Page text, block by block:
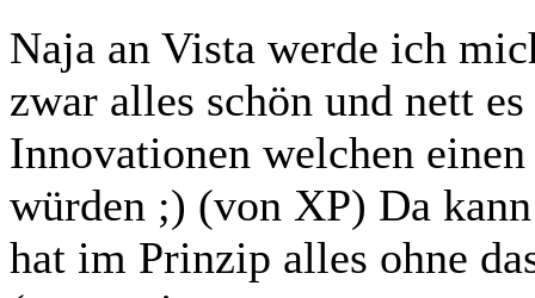
Naja an Vista werde ich
zwar alles schön und nett
Innovationen welchen
würden ;) (von XP) Da
hat im Prinzip alles ohne